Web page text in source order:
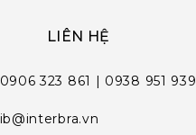
LIÊN HỆ
0906 323 861 | 0938 951 939
ib@interbra.vn